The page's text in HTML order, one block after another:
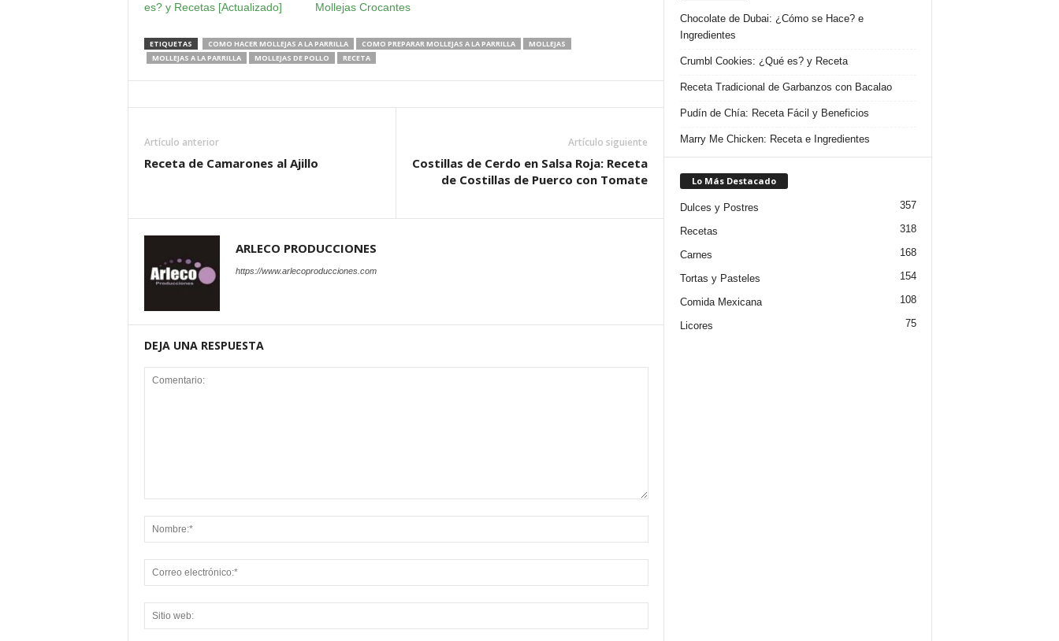
es? y Recetas [Actualizado]
Mollejas Crocantes
ETIQUETAS COMO HACER MOLLEJAS A LA PARRILLA COMO PREPARAR MOLLEJAS A LA PARRILLA
MOLLEJAS
MOLLEJAS A LA PARRILLA
MOLLEJAS DE POLLO RECETA
Artículo anterior
Receta de Camarones al Ajillo
Artículo siguiente
Costillas de Cerdo en Salsa Roja: Receta
de Costillas de Puerco con Tomate
ARLECO PRODUCCIONES
https://www.arlecoproducciones.com
DEJA UNA RESPUESTA
Chocolate de Dubai: ¿Cómo se Hace? e
Ingredientes
Crumbl Cookies: ¿Qué es? y Receta
Receta Tradicional de Garbanzos con Bacalao
Pudín de Chía: Receta Fácil y Beneficios
Marry Me Chicken: Receta e Ingredientes
Lo Más Destacado
Dulces y Postres 357
Recetas 318
Carnes 168
Tortas y Pasteles 154
Comida Mexicana 108
Licores 75